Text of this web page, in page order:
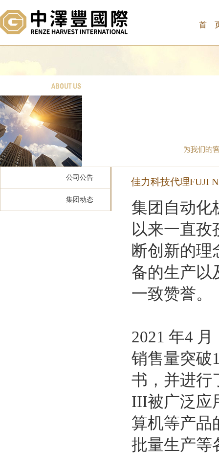
首
公司公告
集团动态
佳力科技代理FUJI
集团自动化
以来一直
断创新的理
备的生产以
一致赞誉。
2021 年4
销售量突破
书，并进行
III被广泛应
算机等产品
批量生产等